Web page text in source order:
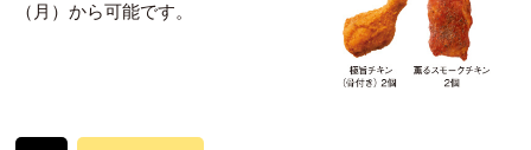
（月）から可能です。